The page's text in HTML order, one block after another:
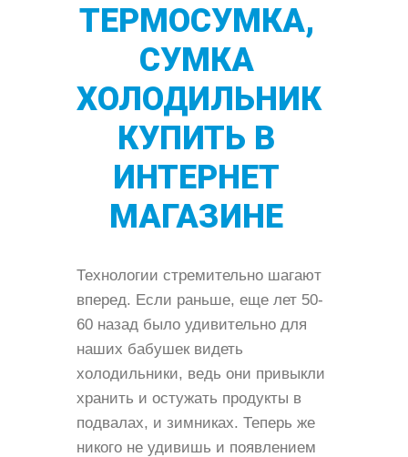
ТЕРМОСУМКА,
СУМКА
ХОЛОДИЛЬНИК
КУПИТЬ В
ИНТЕРНЕТ
МАГАЗИНЕ
Технологии стремительно шагают
вперед. Если раньше, еще лет 50-
60 назад было удивительно для
наших бабушек видеть
холодильники, ведь они привыкли
хранить и остужать продукты в
подвалах, и зимниках. Теперь же
никого не удивишь и появлением